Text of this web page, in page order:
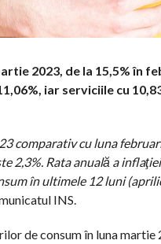
2023, de la 15,5%
iar serviciile cu
comparativ cu luna
2,3%. Rata anuală a
în ultimele 12 luni
INS.
de consum în luna